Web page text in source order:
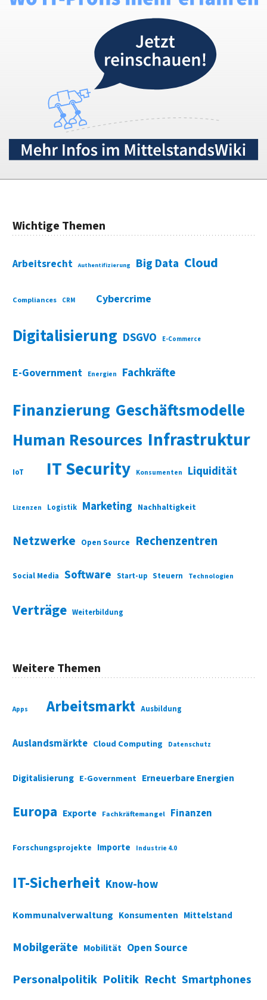
Wichtige Themen
Arbeitsrecht Authentifizierung Big Data Cloud
Compliances CRM Cybercrime
Digitalisierung DSGVO E-Commerce
E-Government Energien Fachkräfte
Finanzierung Geschäftsmodelle
Human Resources Infrastruktur
IoT IT Security Konsumenten Liquidität
Lizenzen Logistik Marketing Nachhaltigkeit
Netzwerke Open Source Rechenzentren
Social Media Software Start-up Steuern Technologien
Verträge Weiterbildung
Weitere Themen
Apps Arbeitsmarkt Ausbildung
Auslandsmärkte Cloud Computing Datenschutz
Digitalisierung E-Government Erneuerbare Energien
Europa Exporte Fachkräftemangel Finanzen
Forschungsprojekte Importe Industrie 4.0
IT-Sicherheit Know-how
Kommunalverwaltung Konsumenten Mittelstand
Mobilgeräte Mobilität Open Source
Personalpolitik Politik Recht Smartphones